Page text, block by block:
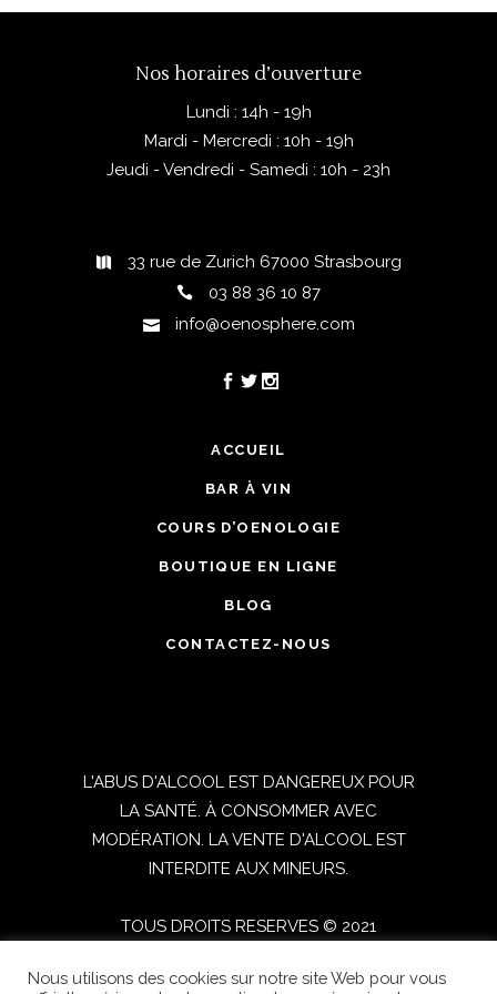
Nos horaires d’ouverture
Lundi : 14h - 19h
Mardi - Mercredi : 10h - 19h
Jeudi - Vendredi - Samedi : 10h - 23h
33 rue de Zurich 67000 Strasbourg
03 88 36 10 87
info@oenosphere.com
ACCUEIL
BAR À VIN
COURS D’OENOLOGIE
BOUTIQUE EN LIGNE
BLOG
CONTACTEZ-NOUS
L'ABUS D'ALCOOL EST DANGEREUX POUR
LA SANTÉ. À CONSOMMER AVEC
MODÉRATION. LA VENTE D'ALCOOL EST
INTERDITE AUX MINEURS.
TOUS DROITS RESERVES © 2021
Conditions générales de vente |Mentions
Nous utilisons des cookies sur notre site Web pour vous